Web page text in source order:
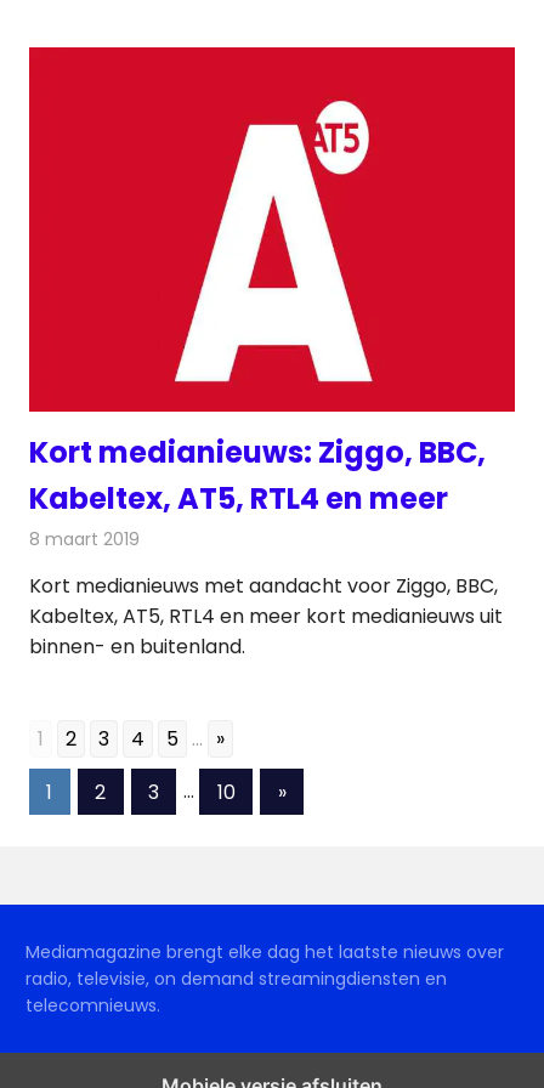
Kort medianieuws: Ziggo, BBC,
Kabeltex, AT5, RTL4 en meer
8 maart 2019
Kort medianieuws met aandacht voor Ziggo, BBC,
Kabeltex, AT5, RTL4 en meer kort medianieuws uit
binnen- en buitenland.
1 2 3 4 5 ... »
Berichten
1 2 3 … 10
Volgende
berichten
»
Mediamagazine brengt elke dag het laatste nieuws over
radio, televisie, on demand streamingdiensten en
telecomnieuws.